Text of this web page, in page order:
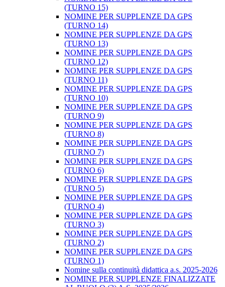
(TURNO 15)
NOMINE PER SUPPLENZE DA GPS
(TURNO 14)
NOMINE PER SUPPLENZE DA GPS
(TURNO 13)
NOMINE PER SUPPLENZE DA GPS
(TURNO 12)
NOMINE PER SUPPLENZE DA GPS
(TURNO 11)
NOMINE PER SUPPLENZE DA GPS
(TURNO 10)
NOMINE PER SUPPLENZE DA GPS
(TURNO 9)
NOMINE PER SUPPLENZE DA GPS
(TURNO 8)
NOMINE PER SUPPLENZE DA GPS
(TURNO 7)
NOMINE PER SUPPLENZE DA GPS
(TURNO 6)
NOMINE PER SUPPLENZE DA GPS
(TURNO 5)
NOMINE PER SUPPLENZE DA GPS
(TURNO 4)
NOMINE PER SUPPLENZE DA GPS
(TURNO 3)
NOMINE PER SUPPLENZE DA GPS
(TURNO 2)
NOMINE PER SUPPLENZE DA GPS
(TURNO 1)
Nomine sulla continuità didattica a.s. 2025-2026
NOMINE PER SUPPLENZE FINALIZZATE